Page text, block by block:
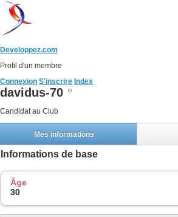
Developpez.com
Profil d'un membre
Connexion S'inscrire Index
davidus-70
Candidat au Club
Mes informations
Informations de base
Âge
30